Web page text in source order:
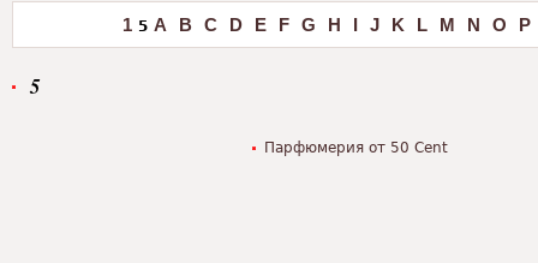
1 5 A B C D E F G H I J K L M N O P
5
Парфюмерия от 50 Cent